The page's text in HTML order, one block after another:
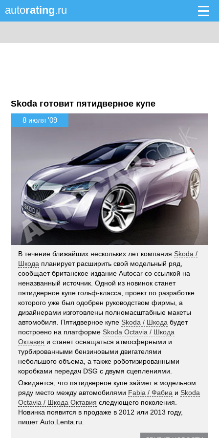
autorating.ru
Skoda готовит пятидверное купе
8 июля '09
В течение ближайших нескольких лет компания Skoda /
Шкода планирует расширить свой модельный ряд,
сообщает британское издание Autocar со ссылкой на
неназванный источник. Одной из новинок станет
пятидверное купе гольф-класса, проект по разработке
которого уже был одобрен руководством фирмы, а
дизайнерами изготовлены полномасштабные макеты
автомобиля. Пятидверное купе Skoda / Шкода будет
построено на платформе Skoda Octavia / Шкода
Октавия и станет оснащаться атмосферными и
турбированными бензиновыми двигателями
небольшого объема, а также роботизированными
коробками передач DSG с двумя сцеплениями.
Ожидается, что пятидверное купе займет в модельном
ряду место между автомобилями Fabia / Фабиа и Skoda
Octavia / Шкода Октавия следующего поколения.
Новинка появится в продаже в 2012 или 2013 году,
пишет Auto.Lenta.ru.